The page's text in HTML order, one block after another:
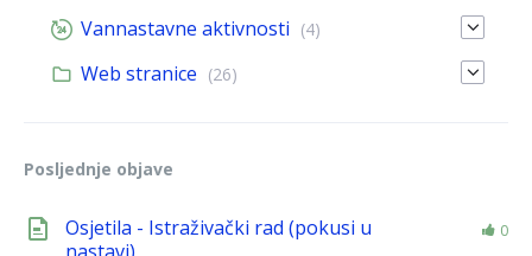
Vannastavne aktivnosti (4)
Web stranice (26)
Posljednje objave
Osjetila - Istraživački rad (pokusi u
nastavi)
0